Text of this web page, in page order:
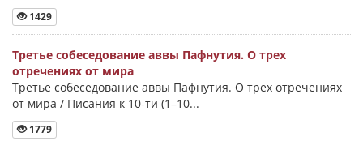
1429
Третье собеседование аввы Пафнутия. О трех
отречениях от мира
Третье собеседование аввы Пафнутия. О трех отречениях
от мира / Писания к 10-ти (1–10...
1779